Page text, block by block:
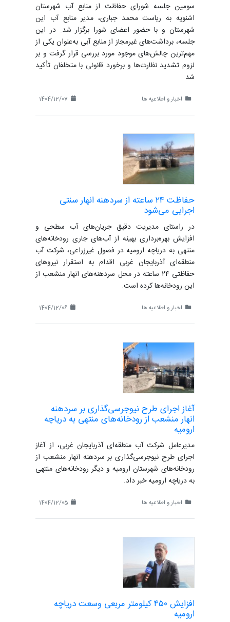
سومین جلسه شورای حفاظت از منابع آب شهرستان
اشنویه به ریاست محمد جباری، مدیر منابع آب این
شهرستان و با حضور اعضای شورا برگزار شد. در این
جلسه، برداشت‌های غیرمجاز از منابع آبی به‌عنوان یکی از
مهم‌ترین چالش‌های موجود مورد بررسی قرار گرفت و بر
لزوم تشدید نظارت‌ها و برخورد قانونی با متخلفان تأکید
شد
اخبار و اطلاعیه ها
حفاظت ۲۴ ساعته از سردهنه انهار سنتی
اجرایی می‌شود
در راستای مدیریت دقیق جریان‌های آب سطحی و
افزایش بهره‌برداری بهینه از آب‌های جاری رودخانه‌های
منتهی به دریاچه ارومیه در فصول غیرزراعی، شرکت آب
منطقه‌ای آذربایجان غربی اقدام به استقرار نیروهای
حفاظتی ۲۴ ساعته در محل سردهنه‌های انهار منشعب از
این رودخانه‌ها کرده است.
اخبار و اطلاعیه ها
آغاز اجرای طرح نیوجرسی‌گذاری بر سردهنه‌
انهار منشعب از رودخانه‌های منتهی به دریاچه
ارومیه
مدیرعامل شرکت آب منطقه‌ای آذربایجان غربی، از آغاز
اجرای طرح نیوجرسی‌گذاری بر سردهنه‌ انهار منشعب از
رودخانه‌های شهرستان ارومیه و دیگر رودخانه‌های منتهی
به دریاچه ارومیه خبر داد.
اخبار و اطلاعیه ها
افزایش ۴۵۰ کیلومتر مربعی وسعت دریاچه
ارومیه